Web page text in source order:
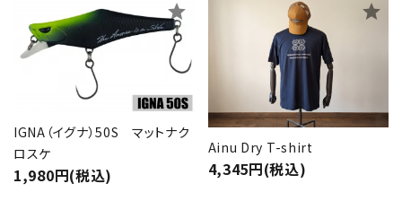
IGNA（イグナ）50S マットナク
ロスケ
1,980円(税込)
star
Ainu Dry T-shirt
4,345円(税込)
star